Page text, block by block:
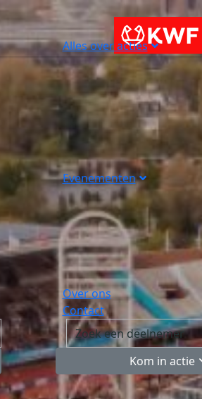
Alles over acties
Evenementen
Over ons
Contact
Kom in actie